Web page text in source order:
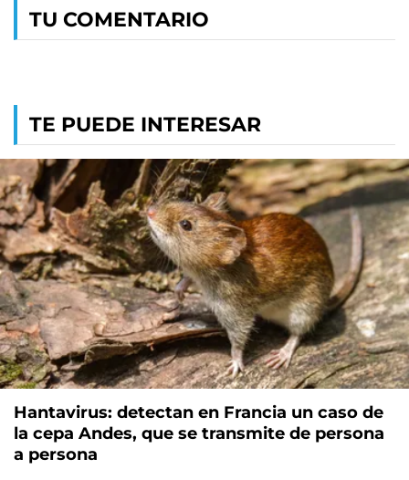
TU COMENTARIO
TE PUEDE INTERESAR
Hantavirus: detectan en Francia un caso de
la cepa Andes, que se transmite de persona
a persona